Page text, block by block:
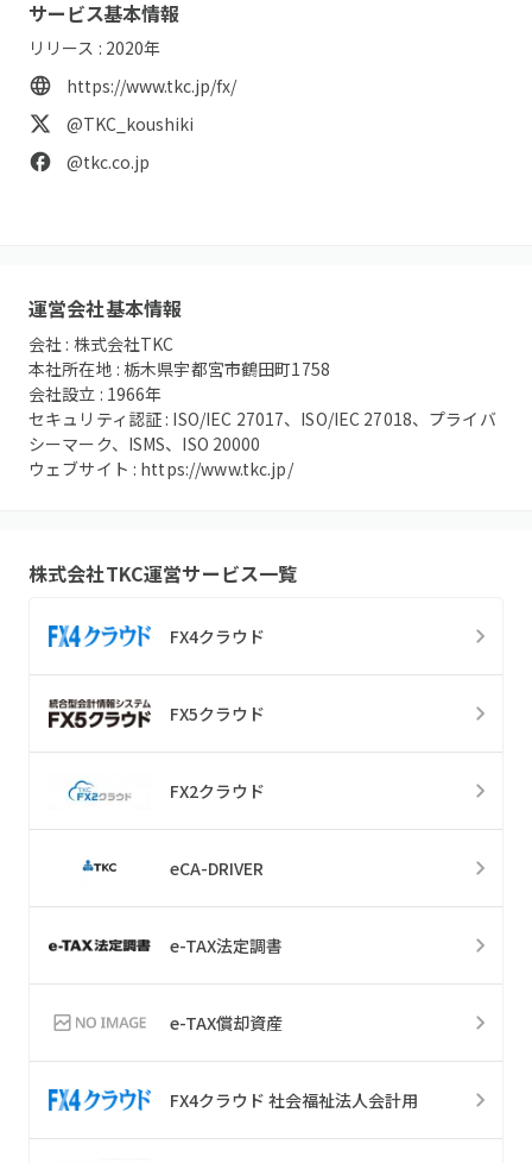
サービス基本情報
リリース : 2020年
https://www.tkc.jp/fx/
@TKC_koushiki
@tkc.co.jp
運営会社基本情報
会社 : 株式会社TKC
本社所在地 :栃木県宇都宮市鶴田町1758
会社設立 : 1966年
セキュリティ認証 : ISO/IEC 27017、ISO/IEC 27018、プライバ
シーマーク、ISMS、ISO 20000
ウェブサイト : https://www.tkc.jp/
株式会社TKC運営サービス一覧
FX4クラウド
FX5クラウド
FX2クラウド
eCA-DRIVER
e-TAX法定調書
e-TAX償却資産
FX4クラウド 社会福祉法人会計用